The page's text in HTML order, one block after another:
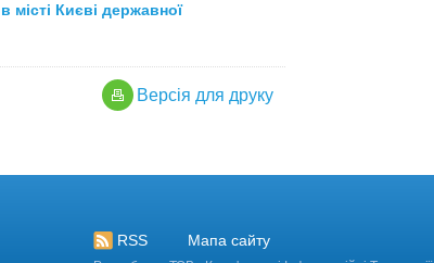
місті Києві державної
Версiя для друку
RSS Мапа сайту